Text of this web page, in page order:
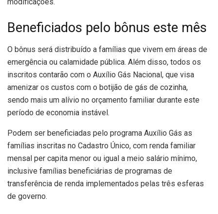
Beneficiados pelo bônus este mês
O bônus será distribuído a famílias que vivem em áreas de
emergência ou calamidade pública. Além disso, todos os
inscritos contarão com o Auxílio Gás Nacional, que visa
amenizar os custos com o botijão de gás de cozinha,
sendo mais um alívio no orçamento familiar durante este
período de economia instável.
Podem ser beneficiadas pelo programa Auxílio Gás as
famílias inscritas no Cadastro Único, com renda familiar
mensal per capita menor ou igual a meio salário mínimo,
inclusive famílias beneficiárias de programas de
transferência de renda implementados pelas três esferas
de governo.